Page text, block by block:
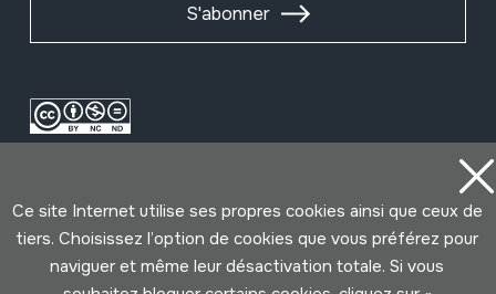
S'abonner
Ce site Internet utilise ses propres cookies ainsi que ceux de
tiers. Choisissez l’option de cookies que vous préférez pour
naviguer et même leur désactivation totale. Si vous